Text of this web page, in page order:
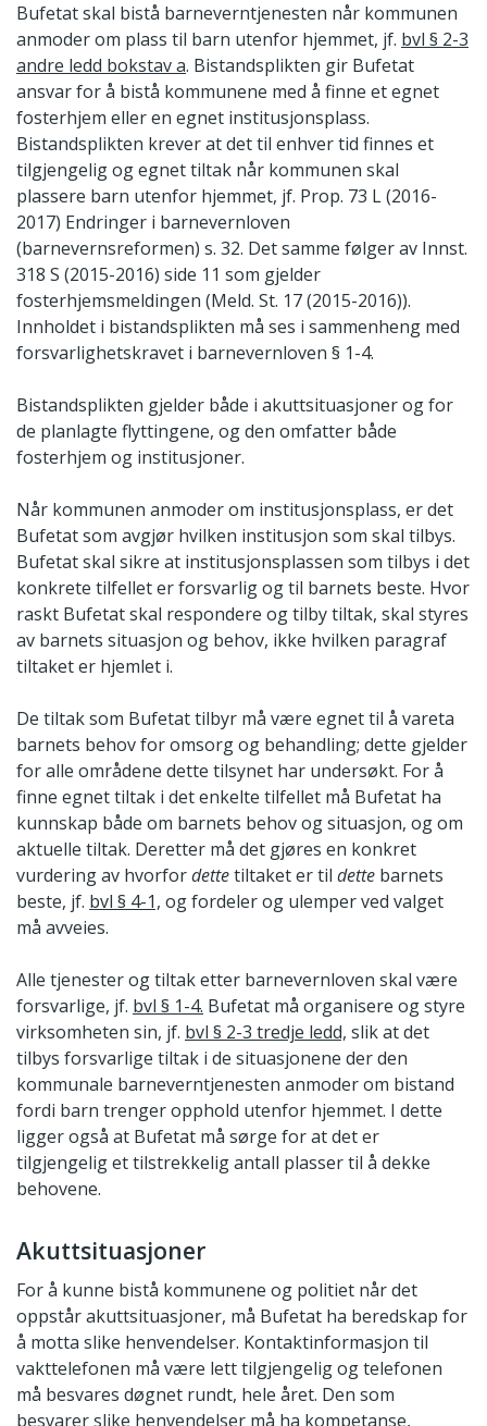
Bufetat skal bistå barneverntjenesten når kommunen
anmoder om plass til barn utenfor hjemmet, jf. bvl § 2-3
andre ledd bokstav a. Bistandsplikten gir Bufetat
ansvar for å bistå kommunene med å finne et egnet
fosterhjem eller en egnet institusjonsplass.
Bistandsplikten krever at det til enhver tid finnes et
tilgjengelig og egnet tiltak når kommunen skal
plassere barn utenfor hjemmet, jf. Prop. 73 L (2016-
2017) Endringer i barnevernloven
(barnevernsreformen) s. 32. Det samme følger av Innst.
318 S (2015-2016) side 11 som gjelder
fosterhjemsmeldingen (Meld. St. 17 (2015-2016)).
Innholdet i bistandsplikten må ses i sammenheng med
forsvarlighetskravet i barnevernloven § 1-4.
Bistandsplikten gjelder både i akuttsituasjoner og for
de planlagte flyttingene, og den omfatter både
fosterhjem og institusjoner.
Når kommunen anmoder om institusjonsplass, er det
Bufetat som avgjør hvilken institusjon som skal tilbys.
Bufetat skal sikre at institusjonsplassen som tilbys i det
konkrete tilfellet er forsvarlig og til barnets beste. Hvor
raskt Bufetat skal respondere og tilby tiltak, skal styres
av barnets situasjon og behov, ikke hvilken paragraf
tiltaket er hjemlet i.
De tiltak som Bufetat tilbyr må være egnet til å vareta
barnets behov for omsorg og behandling; dette gjelder
for alle områdene dette tilsynet har undersøkt. For å
finne egnet tiltak i det enkelte tilfellet må Bufetat ha
kunnskap både om barnets behov og situasjon, og om
aktuelle tiltak. Deretter må det gjøres en konkret
vurdering av hvorfordettetiltaket er til dette barnets
beste, jf. bvl § 4-1, og fordeler og ulemper ved valget
må avveies.
Alle tjenester og tiltak etter barnevernloven skal være
forsvarlige, jf. bvl § 1-4. Bufetat må organisere og styre
virksomheten sin, jf. bvl § 2-3 tredje ledd, slik at det
tilbys forsvarlige tiltak i de situasjonene der den
kommunale barneverntjenesten anmoder om bistand
fordi barn trenger opphold utenfor hjemmet. I dette
ligger også at Bufetat må sørge for at det er
tilgjengelig et tilstrekkelig antall plasser til å dekke
behovene.
Akuttsituasjoner
For å kunne bistå kommunene og politiet når det
oppstår akuttsituasjoner, må Bufetat ha beredskap for
å motta slike henvendelser. Kontaktinformasjon til
vakttelefonen må være lett tilgjengelig og telefonen
må besvares døgnet rundt, hele året. Den som
besvarer slike henvendelser må ha kompetanse,